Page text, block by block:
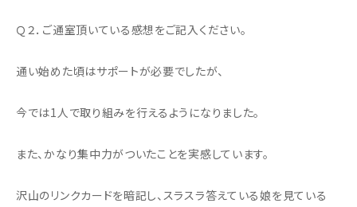
Ｑ２．ご通室頂いている感想をご記入ください。
通い始めた頃はサポートが必要でしたが、
今では1人で取り組みを行えるようになりました。
また、かなり集中力がついたことを実感しています。
沢山のリンクカードを暗記し、スラスラ答えている娘を見ている